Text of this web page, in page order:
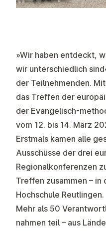
»Wir haben entdeckt,
wir unterschiedlich
der Teilnehmenden.
das Treffen der
der Evangelisch-
vom 12. bis 14. März
Erstmals kamen alle
Ausschüsse der drei
Regionalkonferenzen
Treffen zusammen – in
Hochschule Reutlingen.
Mehr als 50
nahmen teil – aus